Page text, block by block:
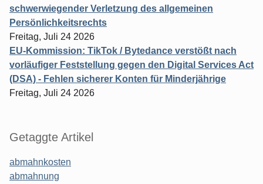
schwerwiegender Verletzung des allgemeinen
Persönlichkeitsrechts
Freitag, Juli 24 2026
EU-Kommission: TikTok / Bytedance verstößt nach
vorläufiger Feststellung gegen den Digital Services Act
(DSA) - Fehlen sicherer Konten für Minderjährige
Freitag, Juli 24 2026
Getaggte Artikel
abmahnkosten
abmahnung